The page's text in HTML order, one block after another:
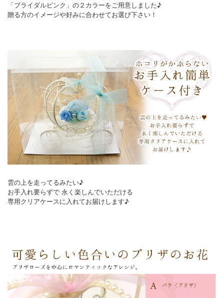
「ブライダルピンク」の２カラーをご用意しました♪
贈る方のイメージや好みに合わせてお選び下さい！
雲の上を走ってるみたい♪
お手入れ要らずで 永く楽しんでいただける
専用クリアケースに入れてお届けします♪